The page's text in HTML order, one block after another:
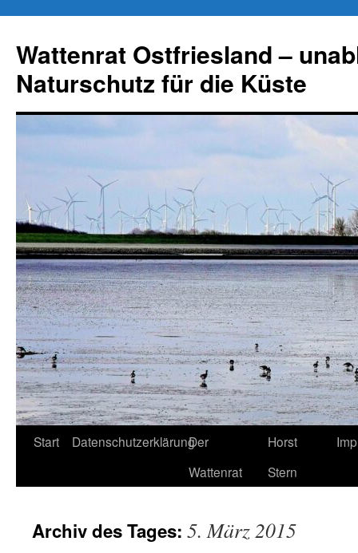
springen
Wattenrat Ostfriesland –
Naturschutz für die Küste
Start DatenschutzerklärungDer
Wattenrat
Horst
Stern
Archiv des Tages: 5. März 2015